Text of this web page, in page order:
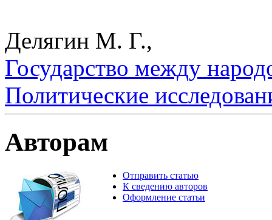
Делягин М. Г.,
Государство между
Политические
Авторам
Отправить статью
К сведению авторов
Оформление статьи